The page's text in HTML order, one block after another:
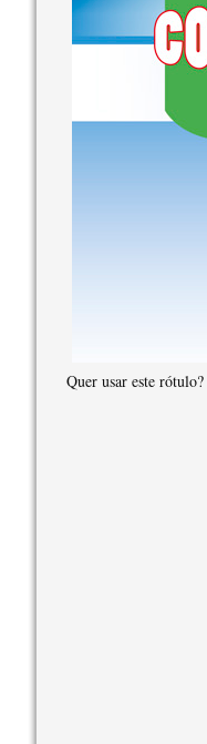
Quer usar este rótulo?